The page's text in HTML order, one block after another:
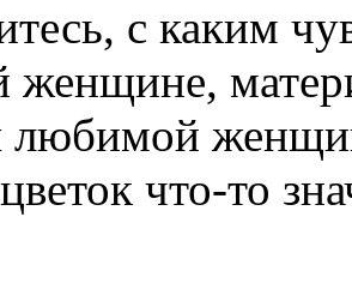
с каким
любимой
что-то